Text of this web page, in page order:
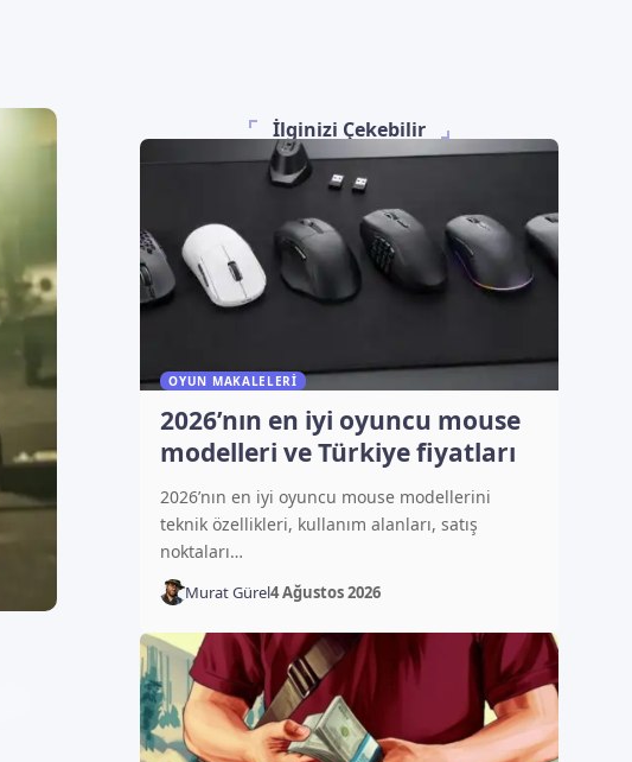
İlginizi Çekebilir
OYUN MAKALELERI
2026’nın en iyi oyuncu mouse
modelleri ve Türkiye fiyatları
2026’nın en iyi oyuncu mouse modellerini
teknik özellikleri, kullanım alanları, satış
noktaları…
Murat Gürel4 Ağustos 2026